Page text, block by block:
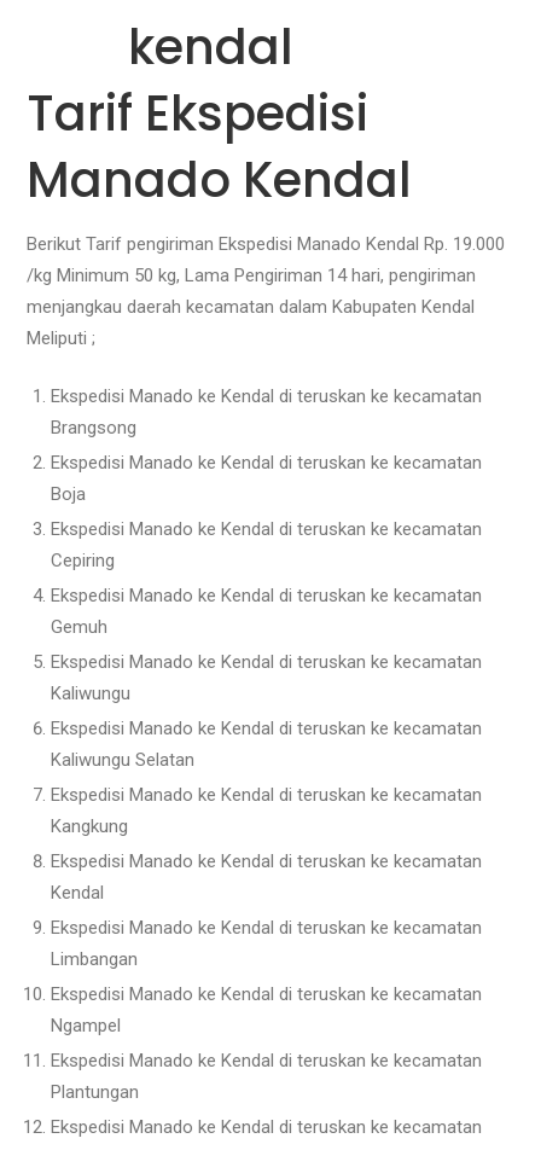
Tarif Ekspedisi
Manado Kendal
Berikut Tarif pengiriman Ekspedisi Manado Kendal Rp. 19.000
/kg Minimum 50 kg, Lama Pengiriman 14 hari, pengiriman
menjangkau daerah kecamatan dalam Kabupaten Kendal
Meliputi ;
Ekspedisi Manado ke Kendal di teruskan ke kecamatan
Brangsong
Ekspedisi Manado ke Kendal di teruskan ke kecamatan
Boja
Ekspedisi Manado ke Kendal di teruskan ke kecamatan
Cepiring
Ekspedisi Manado ke Kendal di teruskan ke kecamatan
Gemuh
Ekspedisi Manado ke Kendal di teruskan ke kecamatan
Kaliwungu
Ekspedisi Manado ke Kendal di teruskan ke kecamatan
Kaliwungu Selatan
Ekspedisi Manado ke Kendal di teruskan ke kecamatan
Kangkung
Ekspedisi Manado ke Kendal di teruskan ke kecamatan
Kendal
Ekspedisi Manado ke Kendal di teruskan ke kecamatan
Limbangan
Ekspedisi Manado ke Kendal di teruskan ke kecamatan
Ngampel
Ekspedisi Manado ke Kendal di teruskan ke kecamatan
Plantungan
Ekspedisi Manado ke Kendal di teruskan ke kecamatan